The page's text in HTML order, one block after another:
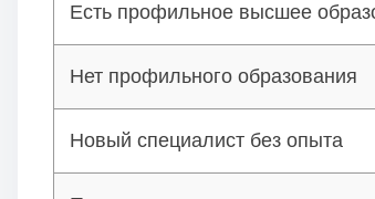
Есть профильное высшее
Нет профильного образования
Новый специалист без опыта